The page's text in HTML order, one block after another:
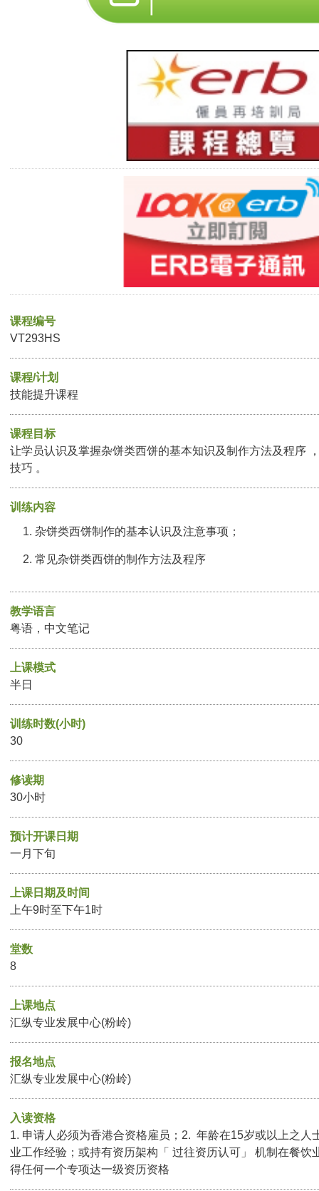
课程编号
VT293HS
课程/计划
技能提升课程
课程目标
让学员认识及掌握杂饼类西饼的基本知识及制作方法及程序
技巧 。
训练内容
杂饼类西饼制作的基本认识及注意事项；
常见杂饼类西饼的制作方法及程序
教学语言
粤语，中文笔记
上课模式
半日
训练时数(小时)
30
修读期
30小时
预计开课日期
一月下旬
上课日期及时间
上午9时至下午1时
堂数
8
上课地点
汇纵专业发展中心(粉岭)
报名地点
汇纵专业发展中心(粉岭)
入读资格
1. 申请人必须为香港合资格雇员；2. 年龄在15岁或以上之人
业工作经验；或持有资历架构「 过往资历认可」 机制在餐饮
得任何一个专项达一级资历资格